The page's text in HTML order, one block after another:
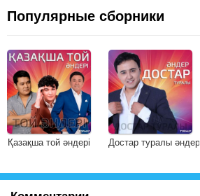
Популярные сборники
Қазақша той әндері Достар туралы әндер